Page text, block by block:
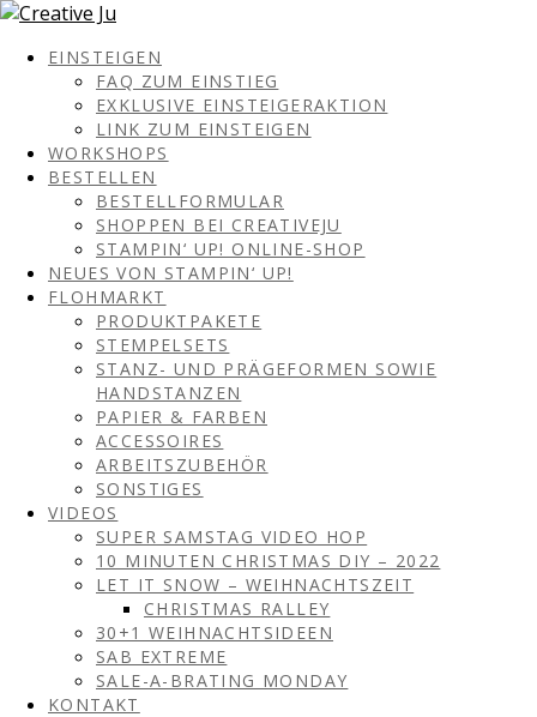
EINSTEIGEN
FAQ ZUM EINSTIEG
EXKLUSIVE EINSTEIGERAKTION
LINK ZUM EINSTEIGEN
WORKSHOPS
BESTELLEN
BESTELLFORMULAR
SHOPPEN BEI CREATIVEJU
STAMPIN‘ UP! ONLINE-SHOP
NEUES VON STAMPIN‘ UP!
FLOHMARKT
PRODUKTPAKETE
STEMPELSETS
STANZ- UND PRÄGEFORMEN SOWIE
HANDSTANZEN
PAPIER & FARBEN
ACCESSOIRES
ARBEITSZUBEHÖR
SONSTIGES
VIDEOS
SUPER SAMSTAG VIDEO HOP
10 MINUTEN CHRISTMAS DIY – 2022
LET IT SNOW – WEIHNACHTSZEIT
CHRISTMAS RALLEY
30+1 WEIHNACHTSIDEEN
SAB EXTREME
SALE-A-BRATING MONDAY
KONTAKT